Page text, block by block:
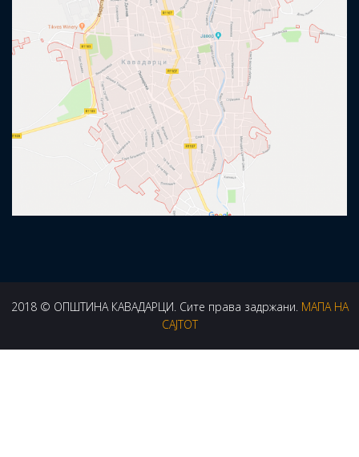
2018 © ОПШТИНА КАВАДАРЦИ. Сите права задржани. МАПА НА
САЈТОТ